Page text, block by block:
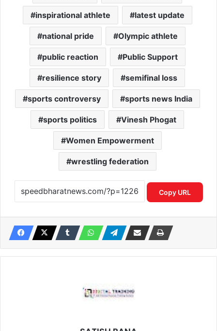
inspirational athlete latest update
national pride Olympic athlete
public reaction Public Support
resilience story semifinal loss
sports controversy sports news India
sports politics Vinesh Phogat
Women Empowerment
wrestling federation
Copy URL